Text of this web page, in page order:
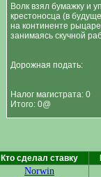
Волк взял бумажку и
крестоносца (в
на континенте
занимаясь скучной
Дорожная подать:
Налог магистрата: 0
Итого: 0@
Кто сделал ставку
Norwin